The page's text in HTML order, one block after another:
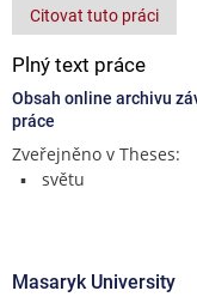
Citovat tuto práci
Plný text práce
Obsah online archivu
práce
Zveřejněno v Theses:
světu
Masaryk University